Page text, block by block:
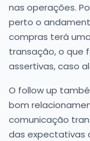
nas operações.
perto o
compras terá
transação, o que
assertivas, caso
O follow up
bom
comunicação
das expectativas